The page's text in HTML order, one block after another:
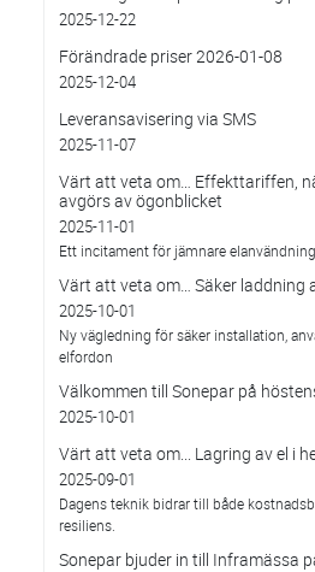
2025-12-22
Förändrade priser 2026-01-08
2025-12-04
Leveransavisering via SMS
2025-11-07
Värt att veta om… Effekttariffen,
avgörs av ögonblicket
2025-11-01
Ett incitament för jämnare elanvändning.
Värt att veta om… Säker laddning
2025-10-01
Ny vägledning för säker installation,
elfordon
Välkommen till Sonepar på
2025-10-01
Värt att veta om... Lagring av el i
2025-09-01
Dagens teknik bidrar till både
resiliens.
Sonepar bjuder in till Inframässa